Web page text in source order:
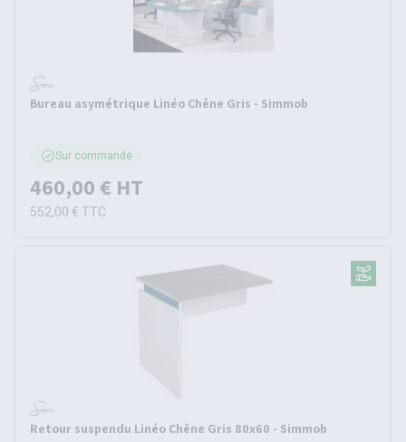
Bureau asymétrique Linéo Chêne Gris - Simmob
Sur commande
460,00 € HT
552,00 € TTC
Retour suspendu Linéo Chêne Gris 80x60 - Simmob